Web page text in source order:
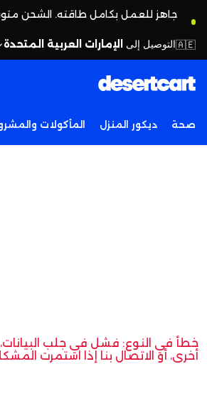
جاهز للعمل بكامل طاقته. الشحن
🇦🇪التوصيل إلى الإمارات العربية المتحدة
صحة ديكور المنزل المأكولات
خطأ في النوع: فشل في جلب البيانات،
أخرى، أو الاتصال بنا إذا استمرت